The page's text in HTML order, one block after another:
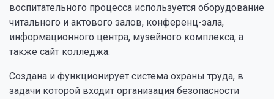
воспитательного процесса используется оборудование
читального и актового залов, конференц-зала,
информационного центра, музейного комплекса, а
также сайт колледжа.
Создана и функционирует система охраны труда, в
задачи которой входит организация безопасности